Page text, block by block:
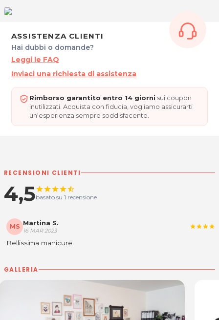
ASSISTENZA CLIENTI
Hai dubbi o domande?
Leggi le FAQ
Inviaci una richiesta di assistenza
Rimborso garantito entro 14 giorni sui coupon
inutilizzati. Acquista con fiducia, vogliamo assicurarti
un'esperienza sempre soddisfacente.
RECENSIONI CLIENTI
4,5starstarstarstarstar_half
basato su 1 recensione
MS Martina S.
16 MAR 2023
starstarstarstar
Bellissima manicure
GALLERIA